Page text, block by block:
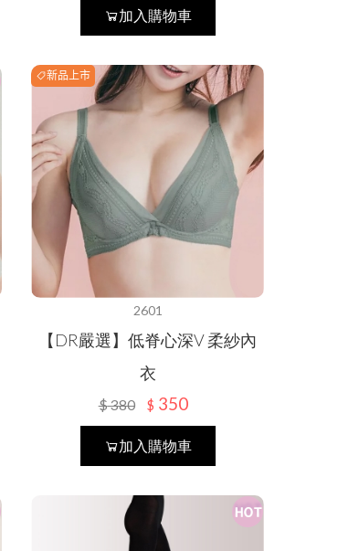
加入購物車
新品上市
2601
【DR嚴選】低脊心深V 柔紗內
衣
$380 $ 350
加入購物車